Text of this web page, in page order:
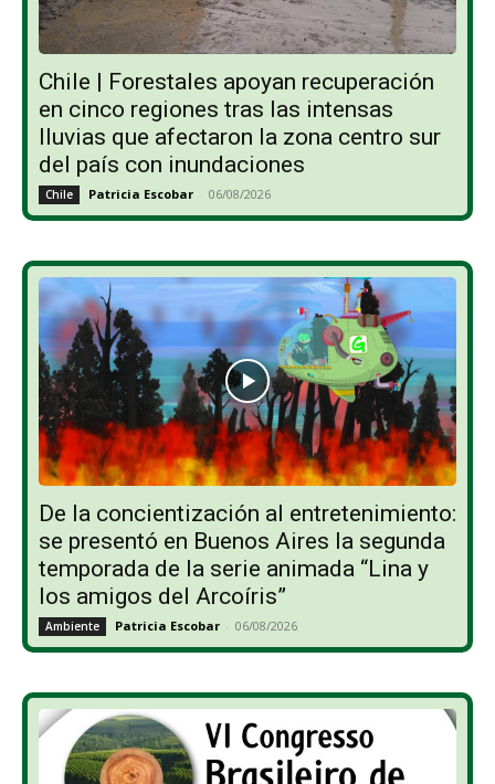
Chile | Forestales apoyan recuperación
en cinco regiones tras las intensas
lluvias que afectaron la zona centro sur
del país con inundaciones
Chile Patricia Escobar - 06/08/2026
De la concientización al entretenimiento:
se presentó en Buenos Aires la segunda
temporada de la serie animada “Lina y
los amigos del Arcoíris”
Ambiente Patricia Escobar - 06/08/2026